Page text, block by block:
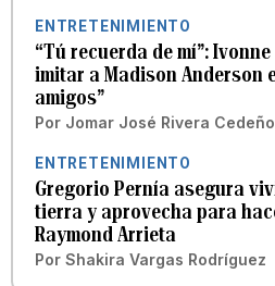
ENTRETENIMIENTO
“Tú recuerda de mí”:
imitar a Madison Anderson
amigos”
Por Jomar José Rivera Cedeño
ENTRETENIMIENTO
Gregorio Pernía asegura
tierra y aprovecha para
Raymond Arrieta
Por Shakira Vargas Rodríguez